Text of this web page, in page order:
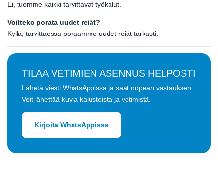
Ei, tuomme kaikki tarvittavat työkalut.
Voitteko porata uudet reiät?
Kyllä, tarvittaessa poraamme uudet reiät tarkasti.
TILAA VETIMIEN ASENNUS HELPOSTI
Lähetä viesti WhatsAppissa ja saat nopean vastauksen.
Voit lähettää kuvia kalusteista ja vetimistä.
Kirjoita WhatsAppissa